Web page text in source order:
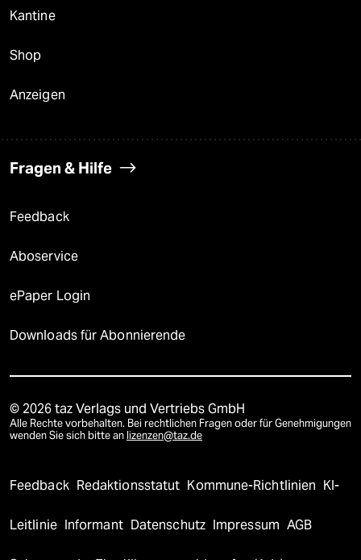
Kantine
Shop
Anzeigen
Fragen & Hilfe
Feedback
Aboservice
ePaper Login
Downloads für Abonnierende
© 2026 taz Verlags und Vertriebs GmbH
Alle Rechte vorbehalten. Bei rechtlichen Fragen oder für Genehmigungen
wenden Sie sich bitte an lizenzen@taz.de
Feedback Redaktionsstatut Kommune-Richtlinien KI-
Leitlinie Informant Datenschutz Impressum AGB